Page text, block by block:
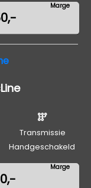
Marge
Transmissie
Handgeschakeld
Marge